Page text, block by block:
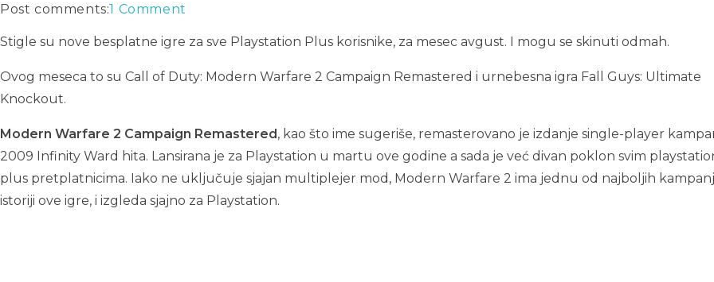
Post comments:1 Comment
Stigle su nove besplatne igre za sve Playstation Plus korisnike, za mesec avgust. I mogu se skinuti odmah.
Ovog meseca to su Call of Duty: Modern Warfare 2 Campaign Remastered i urnebesna igra Fall Guys: Ultimate
Knockout.
Modern Warfare 2 Campaign Remastered, kao što ime sugeriše, remasterovano je izdanje single-player
2009 Infinity Ward hita. Lansirana je za Playstation u martu ove godine a sada je već divan poklon svim
plus pretplatnicima. Iako ne uključuje sjajan multiplejer mod, Modern Warfare 2 ima jednu od najboljih
istoriji ove igre, i izgleda sjajno za Playstation.